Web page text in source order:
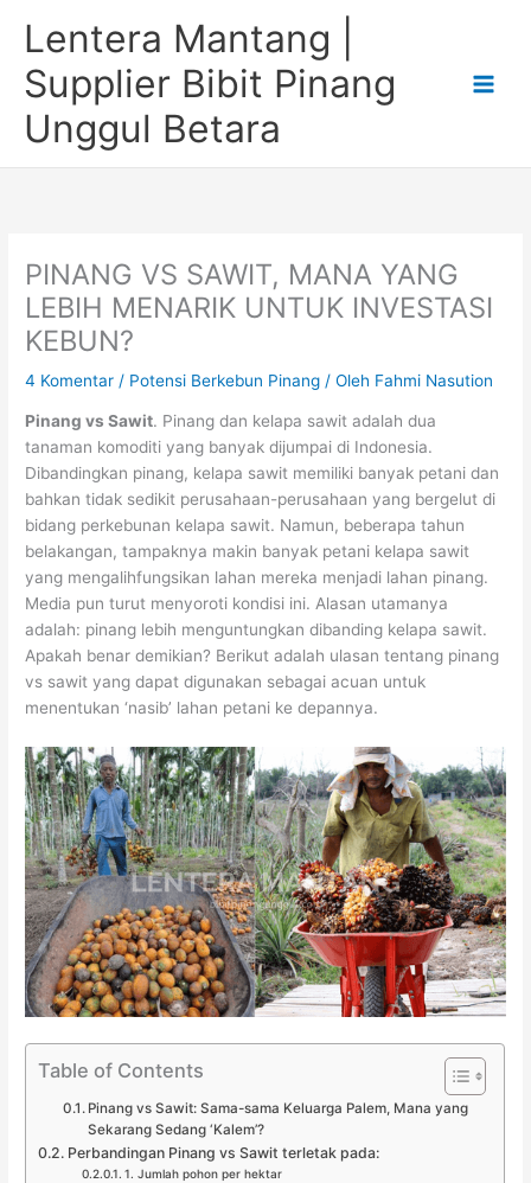
Lentera Mantang |
Supplier Bibit Pinang
Unggul Betara
PINANG VS SAWIT, MANA YANG
LEBIH MENARIK UNTUK INVESTASI
KEBUN?
4 Komentar / Potensi Berkebun Pinang / Oleh Fahmi Nasution
Pinang vs Sawit. Pinang dan kelapa sawit adalah dua
tanaman komoditi yang banyak dijumpai di Indonesia.
Dibandingkan pinang, kelapa sawit memiliki banyak petani dan
bahkan tidak sedikit perusahaan-perusahaan yang bergelut di
bidang perkebunan kelapa sawit. Namun, beberapa tahun
belakangan, tampaknya makin banyak petani kelapa sawit
yang mengalihfungsikan lahan mereka menjadi lahan pinang.
Media pun turut menyoroti kondisi ini. Alasan utamanya
adalah: pinang lebih menguntungkan dibanding kelapa sawit.
Apakah benar demikian? Berikut adalah ulasan tentang pinang
vs sawit yang dapat digunakan sebagai acuan untuk
menentukan ‘nasib’ lahan petani ke depannya.
Table of Contents
Pinang vs Sawit: Sama-sama Keluarga Palem, Mana yang
Sekarang Sedang ‘Kalem’?
Perbandingan Pinang vs Sawit terletak pada:
1. Jumlah pohon per hektar